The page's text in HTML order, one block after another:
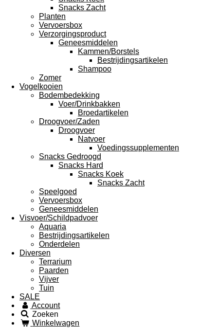
Snacks Zacht
Planten
Vervoersbox
Verzorgingsproduct
Geneesmiddelen
Kammen/Borstels
Bestrijdingsartikelen
Shampoo
Zomer
Vogelkooien
Bodembedekking
Voer/Drinkbakken
Broedartikelen
Droogvoer/Zaden
Droogvoer
Natvoer
Voedingssupplementen
Snacks Gedroogd
Snacks Hard
Snacks Koek
Snacks Zacht
Speelgoed
Vervoersbox
Geneesmiddelen
Visvoer/Schildpadvoer
Aquaria
Bestrijdingsartikelen
Onderdelen
Diversen
Terrarium
Paarden
Vijver
Tuin
SALE
Account
Zoeken
Winkelwagen